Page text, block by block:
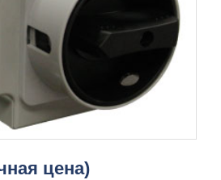
цена)